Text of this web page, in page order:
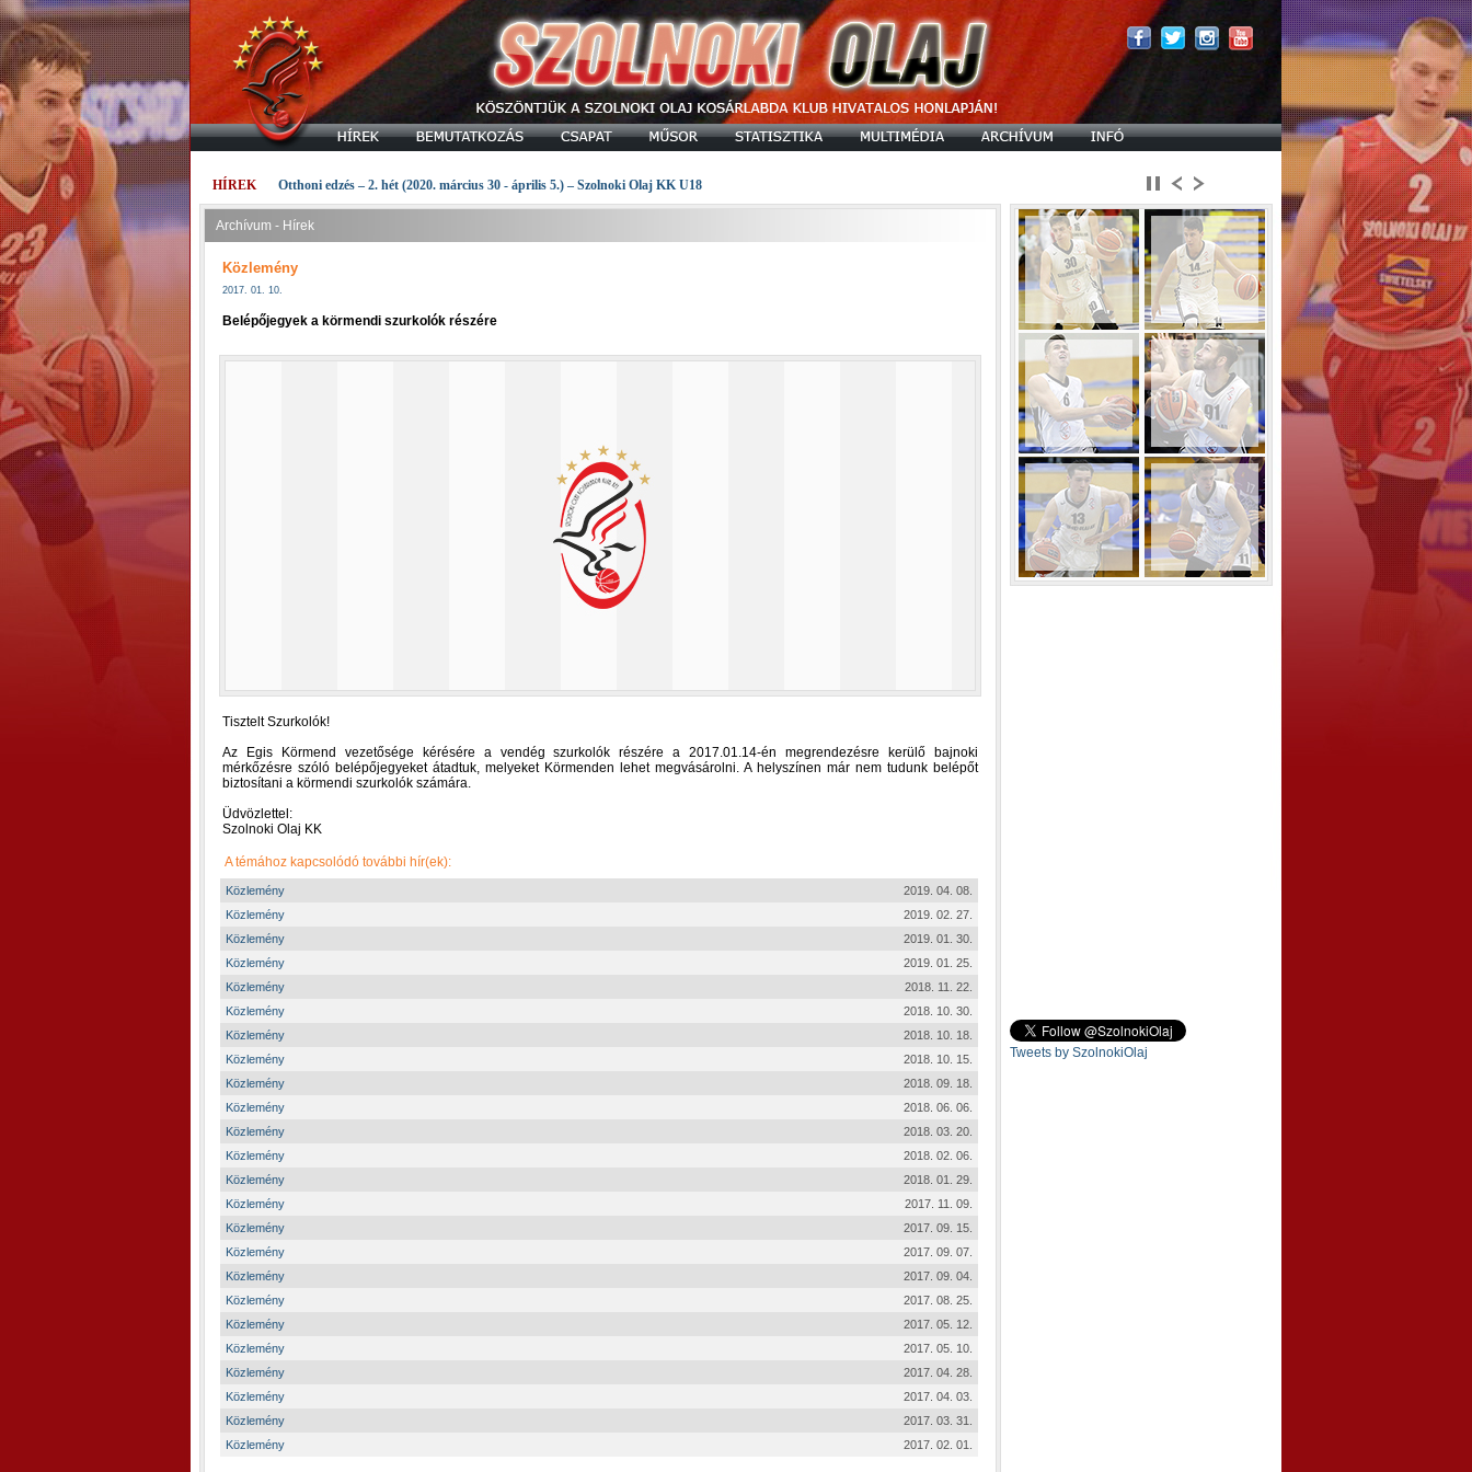
HÍREK Otthoni edzés – 2. hét (2020. március 30 - április 5.) – Szolnoki Olaj KK U18
Archívum - Hírek
Közlemény
2017. 01. 10.
Belépőjegyek a körmendi szurkolók részére
Tisztelt Szurkolók!
Az Egis Körmend vezetősége kérésére a vendég szurkolók részére a 2017.01.14-én megrendezésre kerülő bajnoki
mérkőzésre szóló belépőjegyeket átadtuk, melyeket Körmenden lehet megvásárolni. A helyszínen már nem tudunk belépőt
biztosítani a körmendi szurkolók számára.
Üdvözlettel:
Szolnoki Olaj KK
A témához kapcsolódó további hír(ek):
Közlemény
2019. 04. 08.
Közlemény
2019. 02. 27.
Közlemény
2019. 01. 30.
Közlemény
2019. 01. 25.
Közlemény
2018. 11. 22.
Közlemény
2018. 10. 30.
Közlemény
2018. 10. 18.
Közlemény
2018. 10. 15.
Közlemény
2018. 09. 18.
Közlemény
2018. 06. 06.
Közlemény
2018. 03. 20.
Közlemény
2018. 02. 06.
Közlemény
2018. 01. 29.
Közlemény
2017. 11. 09.
Közlemény
2017. 09. 15.
Közlemény
2017. 09. 07.
Közlemény
2017. 09. 04.
Közlemény
2017. 08. 25.
Közlemény
2017. 05. 12.
Közlemény
2017. 05. 10.
Közlemény
2017. 04. 28.
Közlemény
2017. 04. 03.
Közlemény
2017. 03. 31.
Közlemény
2017. 02. 01.
Tweets by SzolnokiOlaj